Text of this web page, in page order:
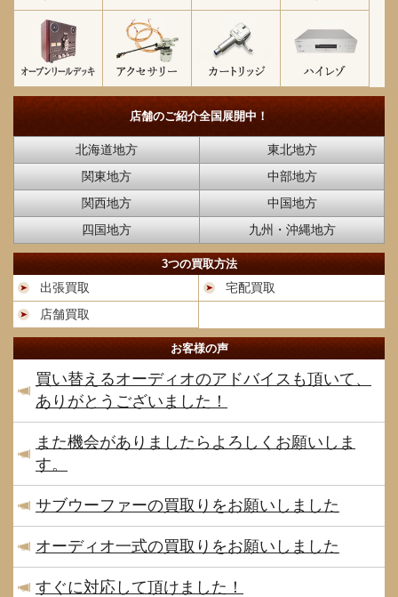
店舗のご紹介全国展開中！
北海道地方
東北地方
関東地方
中部地方
関西地方
中国地方
四国地方
九州・沖縄地方
3つの買取方法
出張買取
宅配買取
店舗買取
お客様の声
買い替えるオーディオのアドバイスも頂いて、
ありがとうございました！
また機会がありましたらよろしくお願いしま
す。
サブウーファーの買取りをお願いしました
オーディオ一式の買取りをお願いしました
すぐに対応して頂けました！